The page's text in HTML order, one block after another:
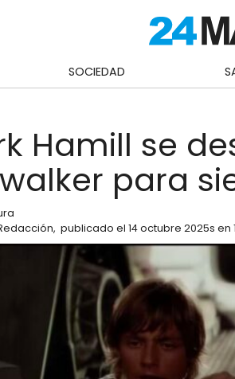
SOCIEDAD
Hamill se
para
, publicado el 14 octubre 2025s en